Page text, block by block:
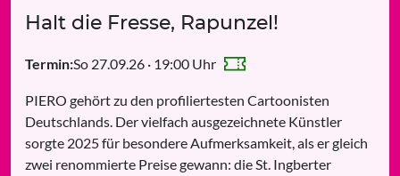
Halt die Fresse, Rapunzel!
Termin:So 27.09.26 · 19:00 Uhr
PIERO gehört zu den profiliertesten Cartoonisten
Deutschlands. Der vielfach ausgezeichnete Künstler
sorgte 2025 für besondere Aufmerksamkeit, als er gleich
zwei renommierte Preise gewann: die St. Ingberter